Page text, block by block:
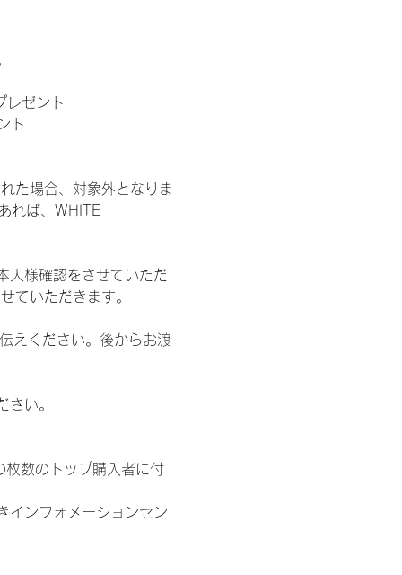
レゼント
ト
た場合、対象外となりま
れば、WHITE
人様確認をさせていただ
ていただきます。
えください。後からお渡
い。
数のトップ購入者に付
インフォメーションセン